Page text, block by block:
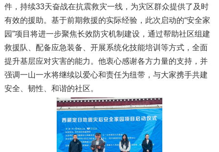
件，持续33天奋战在抗震救灾一线，为灾区群众提供了及时
有效的援助。基于前期救援的实际经验，此次启动的“安全家
园”项目将进一步聚焦长效防灾机制建设，通过帮助社区组建
救援队、配备应急装备、开展系统化技能培训等方式，全面
提升基层应对灾害的能力。他衷心感谢各方力量的支持，并
强调一山一水将继续以爱心和责任为纽带，与大家携手共建
安全、韧性、和谐的社区。